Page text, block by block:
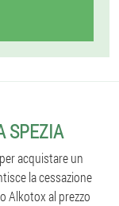
SPEZIA
acquistare un
la cessazione
Alkotox al prezzo